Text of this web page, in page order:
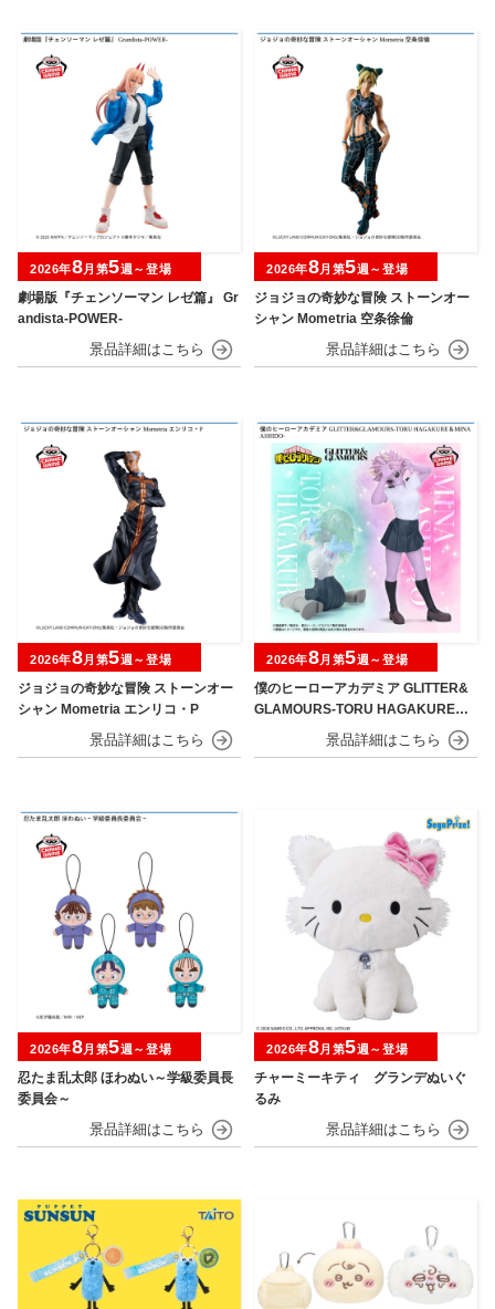
劇場版『チェンソーマン レゼ篇』 Gr
andista-POWER-
2026年8月第5週～登場
ジョジョの奇妙な冒険 ストーンオー
シャン Mometria 空条徐倫
2026年8月第5週～登場
ジョジョの奇妙な冒険 ストーンオー
シャン Mometria エンリコ・P
2026年8月第5週～登場
僕のヒーローアカデミア GLITTER&
GLAMOURS-TORU HAGAKURE＆
MINA ASHIDO-
2026年8月第5週～登場
忍たま乱太郎 ほわぬい～学級委員長
委員会～
2026年8月第5週～登場
チャーミーキティ グランデぬいぐ
るみ
2026年8月第5週～登場